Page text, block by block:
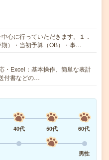
心に行っていただきます。１．
）・当初予算（OB）・事…
・Excel：基本操作、簡単な表計
付書などの…
40代 50代
60代
男性